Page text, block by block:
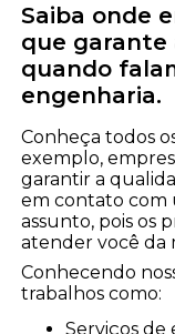
Saiba onde
que garante
quando
engenharia.
Conheça todos
exemplo,
garantir a
em contato com
assunto, pois os
atender você da
Conhecendo
trabalhos como:
serviços